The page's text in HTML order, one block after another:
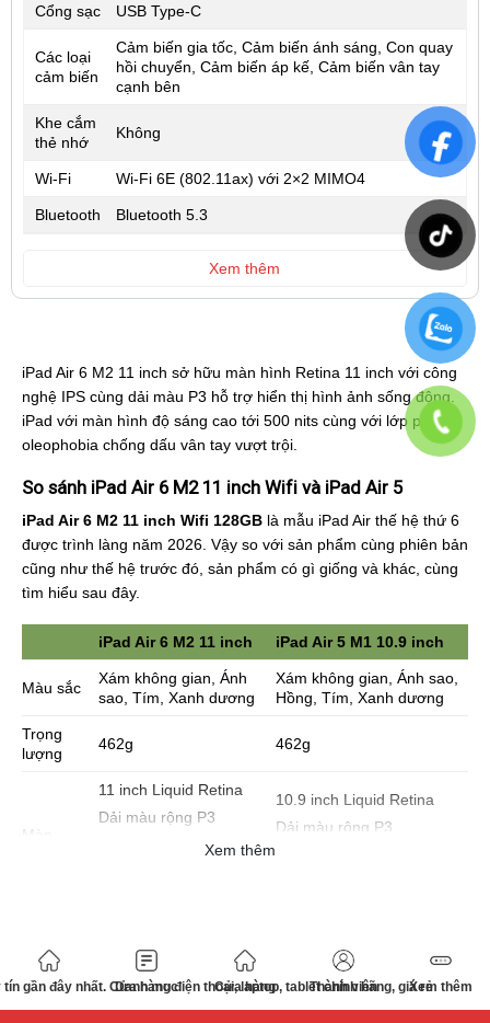
gần đây nhất. Cửa hàng điện thoại, laptop, tablet chính hãng, giá rẻ
Danh mục Cửa hàng Thành viên Xem thêm
iPad Air 6 M2 11 inch sở hữu màn hình Retina 11 inch với công
nghệ IPS cùng dải màu P3 hỗ trợ hiển thị hình ảnh sống động.
iPad với màn hình độ sáng cao tới 500 nits cùng với lớp phủ
oleophobia chống dấu vân tay vượt trội.
So sánh iPad Air 6 M2 11 inch Wifi và iPad Air 5
iPad Air 6 M2 11 inch Wifi 128GBlà mẫu iPad Air thế hệ thứ 6
được trình làng năm 2026. Vậy so với sản phẩm cùng phiên bản
cũng như thế hệ trước đó, sản phẩm có gì giống và khác, cùng
tìm hiểu sau đây.
iPad Air 6 M2 11 inch iPad Air 5 M1 10.9 inch
Màu sắc
Xám không gian, Ánh
sao, Tím, Xanh dương
Xám không gian, Ánh sao,
Hồng, Tím, Xanh dương
Trọng
lượng
462g 462g
Màn
11 inch Liquid Retina
Dải màu rộng P3
10.9 inch Liquid Retina
Dải màu rộng P3
CPU
CPU 8 lõi – GPU 10
lõi
Neural Engine 16 lõi
CPU 8 lõi – GPU 8 lõi
Xem thêm
Cổng sạc USB Type-C
Các loại
cảm biến
Cảm biến gia tốc, Cảm biến ánh sáng, Con quay
hồi chuyển, Cảm biến áp kế, Cảm biến vân tay
cạnh bên
Khe cắm
thẻ nhớ
Không
Wi-Fi Wi‑Fi 6E (802.11ax) với 2×2 MIMO4
Bluetooth Bluetooth 5.3
Xem thêm